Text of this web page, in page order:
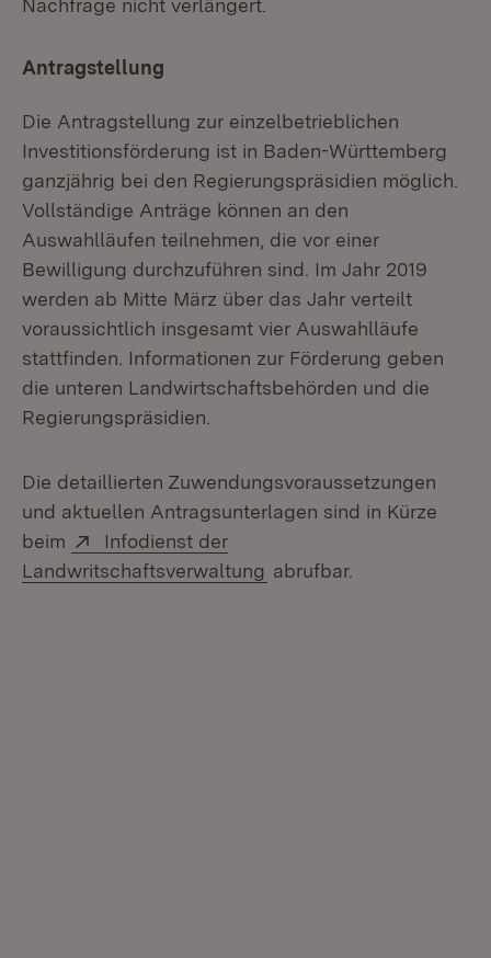
Nachfrage nicht verlängert.
Antragstellung
Die Antragstellung zur einzelbetrieblichen
Investitionsförderung ist in Baden-Württemberg
ganzjährig bei den Regierungspräsidien möglich.
Vollständige Anträge können an den
Auswahlläufen teilnehmen, die vor einer
Bewilligung durchzuführen sind. Im Jahr 2019
werden ab Mitte März über das Jahr verteilt
voraussichtlich insgesamt vier Auswahlläufe
stattfinden. Informationen zur Förderung geben
die unteren Landwirtschaftsbehörden und die
Regierungspräsidien.
Die detaillierten Zuwendungsvoraussetzungen
und aktuellen Antragsunterlagen sind in Kürze
beim
Extern:
Infodienst der
Landwritschaftsverwaltung (Öffnet in neuem
abrufbar.